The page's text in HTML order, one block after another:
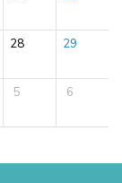
28 29
5 6